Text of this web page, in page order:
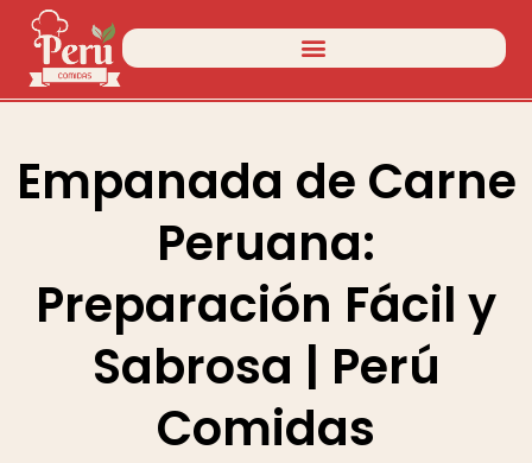
Empanada de Carne
Peruana:
Preparación Fácil y
Sabrosa | Perú
Comidas